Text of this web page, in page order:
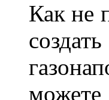
Как не